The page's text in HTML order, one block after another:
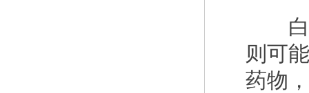
白癜
则可
药物